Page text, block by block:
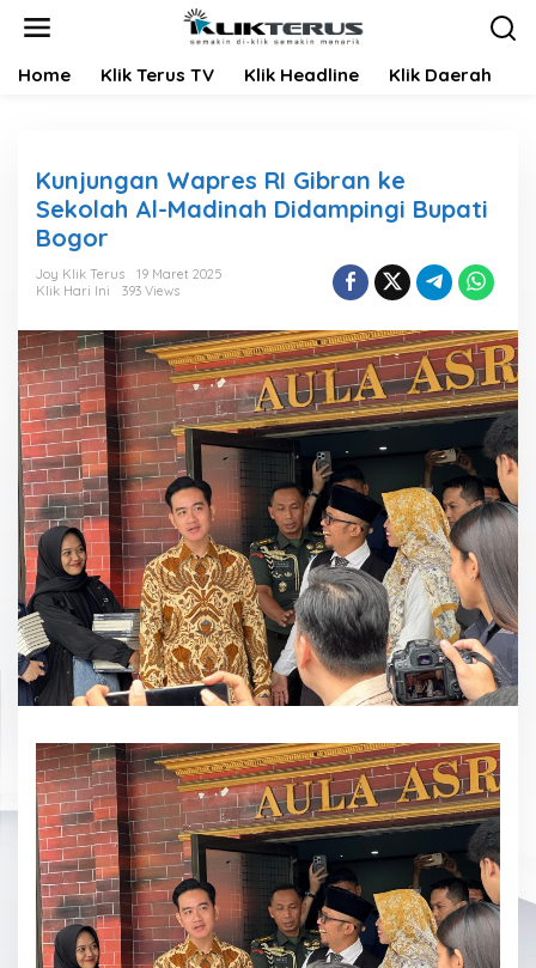
Home Klik Terus TV Klik Headline Klik Daerah
Kunjungan Wapres RI Gibran ke
Sekolah Al-Madinah Didampingi Bupati
Bogor
Joy Klik Terus
19 Maret 2025
Klik Hari Ini
393 Views